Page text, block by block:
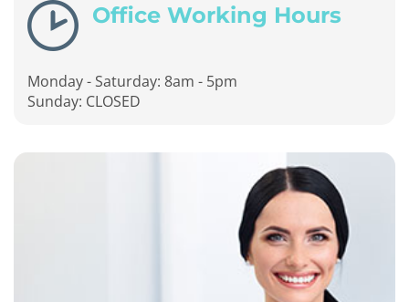
Office Working Hours
Monday - Saturday: 8am - 5pm
Sunday: CLOSED